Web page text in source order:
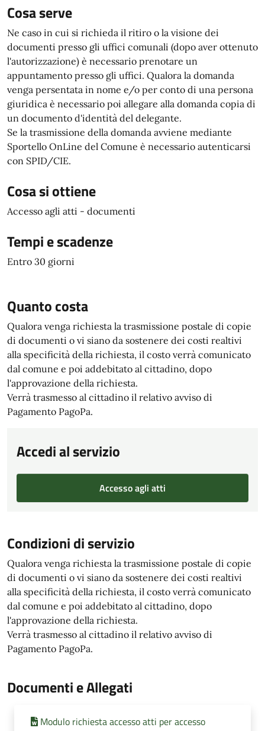
Cosa serve
Ne caso in cui si richieda il ritiro o la visione dei
documenti presso gli uffici comunali (dopo aver ottenuto
l'autorizzazione) è necessario prenotare un
appuntamento presso gli uffici. Qualora la domanda
venga persentata in nome e/o per conto di una persona
giuridica è necessario poi allegare alla domanda copia di
un documento d'identità del delegante.
Se la trasmissione della domanda avviene mediante
Sportello OnLine del Comune è necessario autenticarsi
con SPID/CIE.
Cosa si ottiene
Accesso agli atti - documenti
Tempi e scadenze
Entro 30 giorni
Quanto costa
Qualora venga richiesta la trasmissione postale di copie
di documenti o vi siano da sostenere dei costi realtivi
alla specificità della richiesta, il costo verrà comunicato
dal comune e poi addebitato al cittadino, dopo
l'approvazione della richiesta.
Verrà trasmesso al cittadino il relativo avviso di
Pagamento PagoPa.
Accedi al servizio
Accesso agli atti
Condizioni di servizio
Qualora venga richiesta la trasmissione postale di copie
di documenti o vi siano da sostenere dei costi realtivi
alla specificità della richiesta, il costo verrà comunicato
dal comune e poi addebitato al cittadino, dopo
l'approvazione della richiesta.
Verrà trasmesso al cittadino il relativo avviso di
Pagamento PagoPa.
Documenti e Allegati
Modulo richiesta accesso atti per accesso